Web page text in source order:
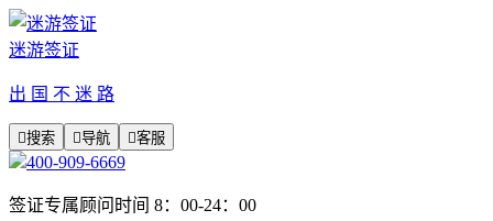
迷游签证
出 国 不 迷 路
搜索 导航 客服
400-909-6669
签证专属顾问时间 8：00-24：00